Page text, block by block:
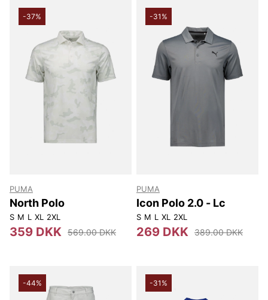
-37%
PUMA
North Polo
S M L XL 2XL
359 DKK 569.00 DKK
-31%
PUMA
Icon Polo 2.0 - Lc
S M L XL 2XL
269 DKK 389.00 DKK
-44% -31%